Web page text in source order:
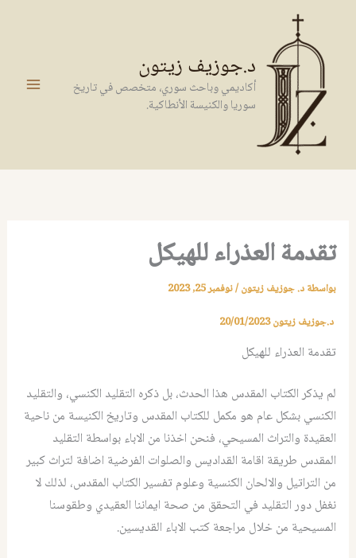
المحتوى
د.جوزيف زيتون
أكاديمي وباحث سوري، متخصص في تاريخ
سوريا والكنيسة الأنطاكية.
تقدمة العذراء للهيكل
بواسطةد. جوزيف زيتون/نوفمبر 25, 2023
د.جوزيف زيتون20/01/2023
تقدمة العذراء للهيكل
لم يذكر الكتاب المقدس هذا الحدث، بل ذكره التقليد الكنسي، والتقليد
الكنسي بشكل عام هو مكمل للكتاب المقدس وتاريخ الكنيسة من ناحية
العقيدة والتراث المسيحي، فنحن اخذنا من الاباء بواسطة التقليد
المقدس طريقة اقامة القداديس والصلوات الفرضية اضافة لتراث كبير
من التراتيل والالحان الكنسية وعلوم تفسير الكتاب المقدس، لذلك لا
نغفل دور التقليد في التحقق من صحة ايماننا العقيدي وطقوسنا
المسيحية من خلال مراجعة كتب الاباء القديسين.